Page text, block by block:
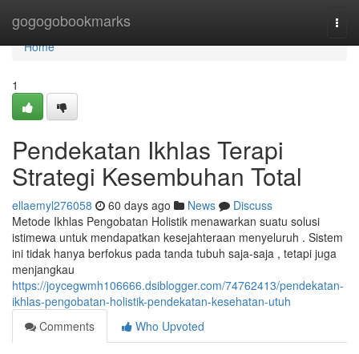
gogogobookmarks
Home
Home
1
Pendekatan Ikhlas Terapi
Strategi Kesembuhan Total
ellaemyl276058 60 days ago News
Discuss
Metode Ikhlas Pengobatan Holistik menawarkan suatu solusi
istimewa untuk mendapatkan kesejahteraan menyeluruh . Sistem
ini tidak hanya berfokus pada tanda tubuh saja-saja , tetapi juga
menjangkau
https://joycegwmh106666.dsiblogger.com/74762413/pendekatan-
ikhlas-pengobatan-holistik-pendekatan-kesehatan-utuh
Comments
Who Upvoted